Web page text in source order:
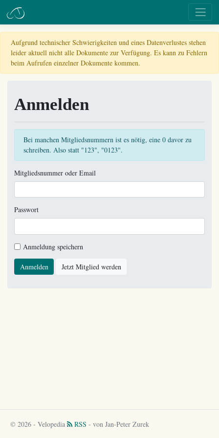
Aufgrund technischer Schwierigkeiten und eines Datenverlustes stehen
leider aktuell nicht alle Dokumente zur Verfügung. Es kann zu Fehlern
beim Aufrufen einzelner Dokumente kommen.
Anmelden
Bei manchen Mitgliedsnummern ist es nötig, eine 0 davor zu
schreiben. Also statt "123", "0123".
Mitgliedsnummer oder Email
Passwort
Anmeldung speichern
Anmelden Jetzt Mitglied werden
© 2026 - Velopedia RSS - von Jan-Peter Zurek